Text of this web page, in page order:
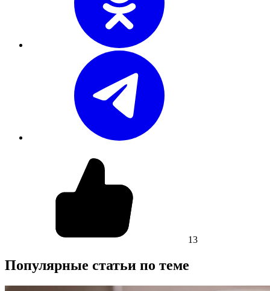
13
Популярные статьи по теме